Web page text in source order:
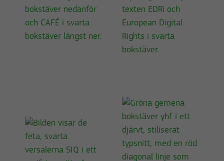
de här
kommer viss
funktionalitet
att försvinna
Marknadsföring
Genom att dela
med dig av dina
intressen och ditt
beteende när du